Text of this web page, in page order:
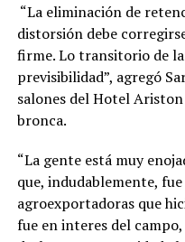
“La eliminación de
distorsión debe
firme. Lo transitorio de
previsibilidad”, agregó
salones del Hotel
bronca.
“La gente está muy
que, indudablemente,
agroexportadoras que
fue en interes del